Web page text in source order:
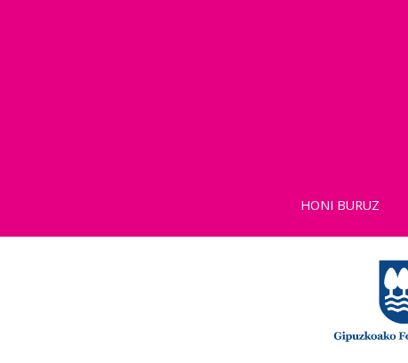
HONI BURUZ